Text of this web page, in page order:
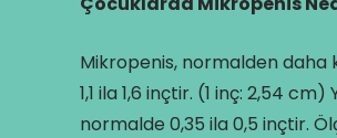
Mikropenis, normalden daha
1,1 ila 1,6 inçtir. (1 inç: 2,54
normalde 0,35 ila 0,5 inçtir.